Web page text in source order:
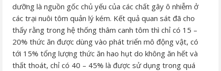
dưỡng là nguồn gốc chủ yếu của các chất gây ô nhiễm ở
các trại nuôi tôm quản lý kém. Kết quả quan sát đã cho
thấy rằng trong hệ thống thâm canh tôm thì chỉ có 15 –
20% thức ăn được dùng vào phát triển mô động vật, có
tới 15% tổng lượng thức ăn hao hụt do không ăn hết và
thất thoát, chỉ có 40 – 45% là được sử dụng trong quá